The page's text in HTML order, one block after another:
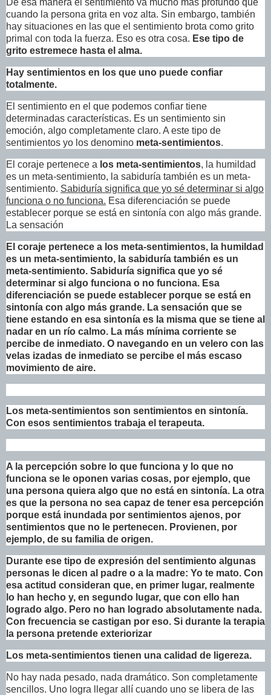
De esa manera el sentimiento va mucho más profundo que
cuando la persona grita en voz alta. Sin embargo, también
hay situaciones en las que el sentimiento brota como grito
primal con toda la fuerza. Eso es otra cosa. Ese tipo de
grito estremece hasta el alma.
Hay sentimientos en los que uno puede confiar
totalmente.
El sentimiento en el que podemos confiar tiene
determinadas características. Es un sentimiento sin
emoción, algo completamente claro. A este tipo de
sentimientos yo los denomino meta-sentimientos.
El coraje pertenece a los meta-sentimientos, la humildad
es un meta-sentimiento, la sabiduría también es un meta-
sentimiento. Sabiduría significa que yo sé determinar si algo
funciona o no funciona. Esa diferenciación se puede
establecer porque se está en sintonía con algo más grande.
La sensación
El coraje pertenece a los meta-sentimientos, la humildad
es un meta-sentimiento, la sabiduría también es un
meta-sentimiento. Sabiduría significa que yo sé
determinar si algo funciona o no funciona. Esa
diferenciación se puede establecer porque se está en
sintonía con algo más grande. La sensación que se
tiene estando en esa sintonía es la misma que se tiene al
nadar en un río calmo. La más mínima corriente se
percibe de inmediato. O navegando en un velero con las
velas izadas de inmediato se percibe el más escaso
movimiento de aire.
Los meta-sentimientos son sentimientos en sintonía.
Con esos sentimientos trabaja el terapeuta.
A la percepción sobre lo que funciona y lo que no
funciona se le oponen varias cosas, por ejemplo, que
una persona quiera algo que no está en sintonía. La otra
es que la persona no sea capaz de tener esa percepción
porque está inundada por sentimientos ajenos, por
sentimientos que no le pertenecen. Provienen, por
ejemplo, de su familia de origen.
Durante ese tipo de expresión del sentimiento algunas
personas le dicen al padre o a la madre: Yo te mato. Con
esa actitud consideran que, en primer lugar, realmente
lo han hecho y, en segundo lugar, que con ello han
logrado algo. Pero no han logrado absolutamente nada.
Con frecuencia se castigan por eso. Si durante la terapia
la persona pretende exteriorizar
Los meta-sentimientos tienen una calidad de ligereza.
No hay nada pesado, nada dramático. Son completamente
sencillos. Uno logra llegar allí cuando uno se libera de las